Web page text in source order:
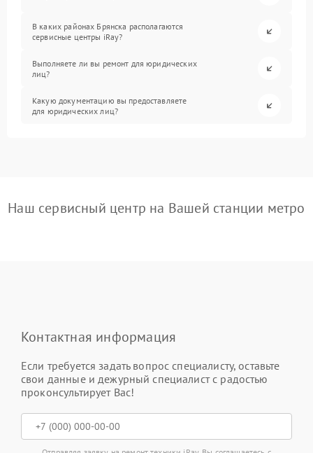
В каких районах Брянска располагаются
сервисные центры iRay?
Выполняете ли вы ремонт для юридических
лиц?
Какую документацию вы предоставляете
для юридических лиц?
Наш сервисный центр на Вашей станции метро
Контактная информация
Если требуется задать вопрос специалисту, оставьте
свои данные и дежурный специалист с радостью
проконсультирует Вас!